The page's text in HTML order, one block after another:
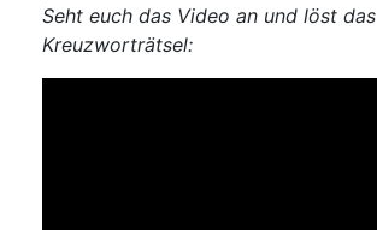
Seht euch das Video an und löst das
Kreuzworträtsel: